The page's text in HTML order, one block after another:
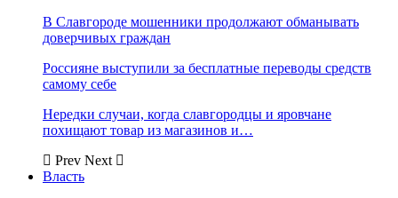
В Славгороде мошенники продолжают обманывать
доверчивых граждан
Россияне выступили за бесплатные переводы средств
самому себе
Нередки случаи, когда славгородцы и яровчане
похищают товар из магазинов и…
Prev Next
Власть